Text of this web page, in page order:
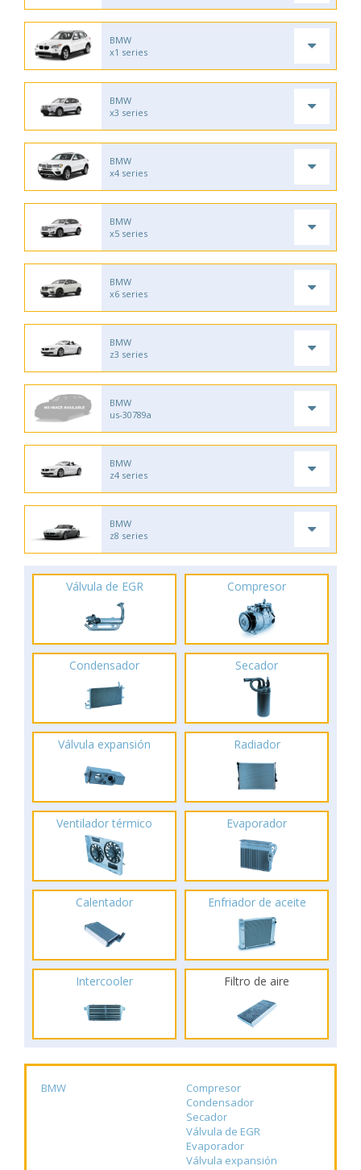
BMW
x1 series
BMW
x3 series
BMW
x4 series
BMW
x5 series
BMW
x6 series
BMW
z3 series
BMW
us-30789a
BMW
z4 series
BMW
z8 series
Válvula de EGR Compresor
Condensador Secador
Válvula expansión Radiador
Ventilador térmico Evaporador
Calentador Enfriador de aceite
Intercooler Filtro de aire
BMW
Compresor
Condensador
Secador
Válvula de EGR
Evaporador
Válvula expansión